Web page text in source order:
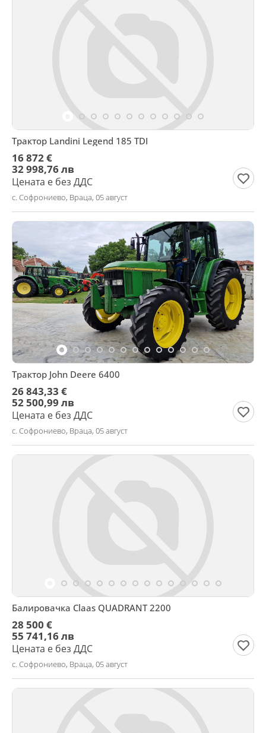
Трактор Landini Legend 185 TDI
16 872 €
32 998,76 лв
Цената е без ДДС
с. Софрониево, Враца, 05 август
Трактор John Deere 6400
26 843,33 €
52 500,99 лв
Цената е без ДДС
с. Софрониево, Враца, 05 август
Балировачка Claas QUADRANT 2200
28 500 €
55 741,16 лв
Цената е без ДДС
с. Софрониево, Враца, 05 август